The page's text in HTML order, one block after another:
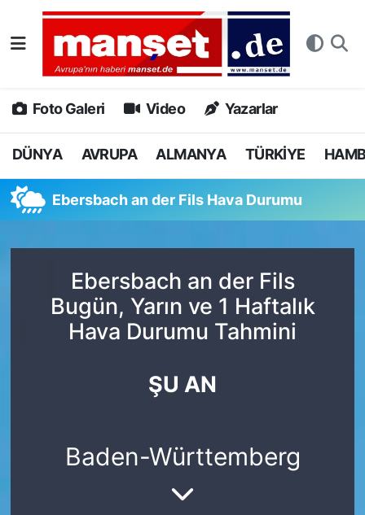
Foto Galeri Video Yazarlar
DÜNYA AVRUPA ALMANYA TÜRKİYE
Ebersbach an der Fils Hava Durumu
Ebersbach an der Fils
Bugün, Yarın ve 1 Haftalık
Hava Durumu Tahmini
ŞU AN
Baden-Württemberg
DÜNYA
AVRUPA
ALMANYA
SPOR
DEUTSCH
Nöbetçi Eczaneler
Hava Durumu
Namaz Vakitleri
Tüm Manşetler
Son Dakika Haberleri